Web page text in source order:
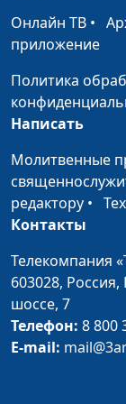
радость?
«случайности»
Одиннадцатая
Жизнь это
— какая у них
взаимосвязь?
Можно ли
Онлайн ТВ •
приложение
Политика
Написать
Молитвенные
редактору •
Контакты
Телекомпания
603028,
шоссе, 7
Телефон: 8 800
E-mail: